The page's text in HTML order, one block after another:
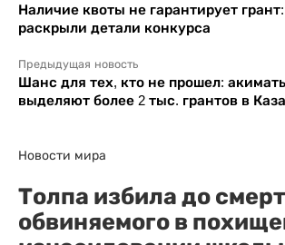
Наличие квоты не гарантирует
раскрыли детали конкурса
Предыдущая новость
Шанс для тех, кто не прошел:
выделяют более 2 тыс. грантов в
Новости мира
Толпа избила до
обвиняемого в